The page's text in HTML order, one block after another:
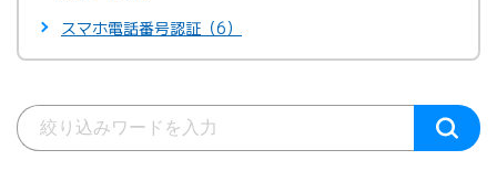
スマホ電話番号認証（6）